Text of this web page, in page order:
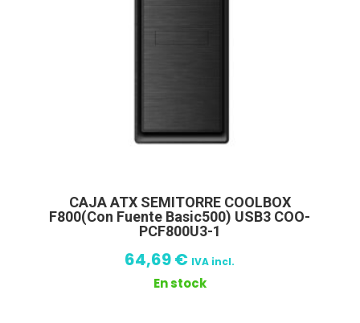
CAJA ATX SEMITORRE COOLBOX
F800(Con Fuente Basic500) USB3 COO-
PCF800U3-1
64,69€ IVA incl.
En stock